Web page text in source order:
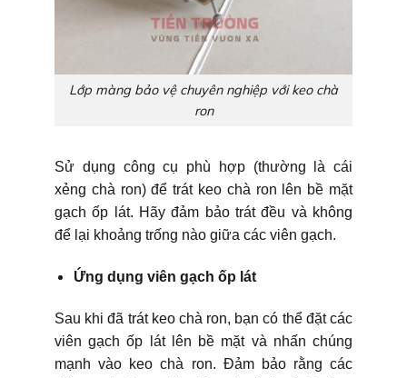
Lớp màng bảo vệ chuyên nghiệp với keo chà
ron
Sử dụng công cụ phù hợp (thường là cái
xẻng chà ron) để trát keo chà ron lên bề mặt
gạch ốp lát. Hãy đảm bảo trát đều và không
để lại khoảng trống nào giữa các viên gạch.
Ứng dụng viên gạch ốp lát
Sau khi đã trát keo chà ron, bạn có thể đặt các
viên gạch ốp lát lên bề mặt và nhấn chúng
mạnh vào keo chà ron. Đảm bảo rằng các